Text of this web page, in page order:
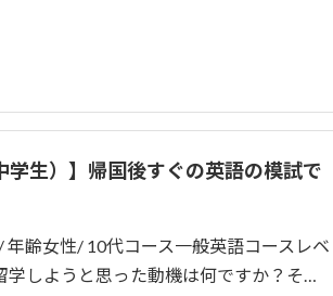
学生）】帰国後すぐの英語の模試で
齢女性/ 10代コース一般英語コースレベ
学しようと思った動機は何ですか？そ…